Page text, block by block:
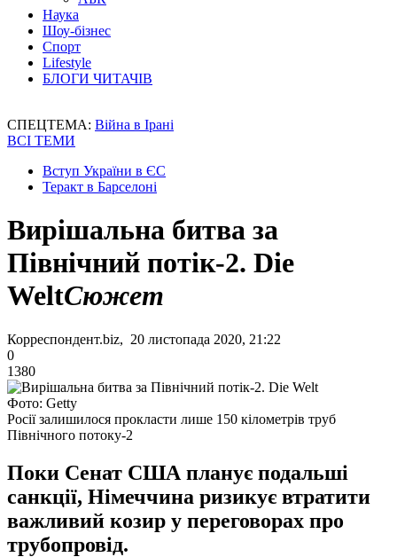
Наука
Шоу-бізнес
Спорт
Lifestyle
БЛОГИ ЧИТАЧІВ
СПЕЦТЕМА: Війна в Ірані
ВСІ ТЕМИ
Вступ України в ЄС
Теракт в Барселоні
Вирішальна битва за
Північний потік-2. Die
WeltСюжет
Корреспондент.biz, 20 листопада 2020, 21:22
0
1380
Фото: Getty
Росії залишилося прокласти лише 150 кілометрів труб
Північного потоку-2
Поки Сенат США планує подальші
санкції, Німеччина ризикує втратити
важливий козир у переговорах про
трубопровід.